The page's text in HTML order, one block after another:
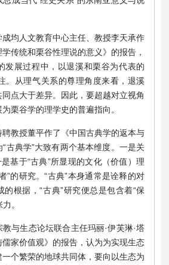
均人文教育中心主任、教授李天承作
传统和栗谷性理说的意义》的报告，
发展过程中，以退溪和栗谷为代表的
。从理气关系的尊理角度来看，退溪
点大于差异。因此，要超越对立视角
栗谷学的理学史的普遍指向。
教授董平作了《中国古典学的返本与
古典学”大致有两个基本维度。一是关
基于“古典”所显现的文化（价值）理
”的研究。“古典”本身通常是诠释的对
根据，“古典”研究便总是包含着“保
。
与生态论坛联合主任玛丽·伊芙琳·塔
家价值观》的报告，认为为实现生态
个繁荣的地球共同体，要向以生态为